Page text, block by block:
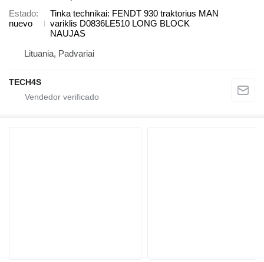
Estado
nuevo
Tinka technikai: FENDT 930 traktorius MAN
variklis D0836LE510 LONG BLOCK
NAUJAS
Lituania, Padvariai
TECH4S